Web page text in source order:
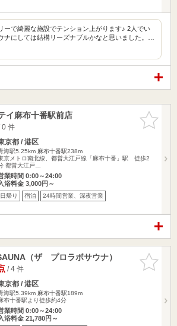
ーで綺麗な施設でテンション上がります♪ 2人でい
ナにしては結構リーズナブルかなと思いました。…
お気に入
りに追加
イ麻布十番駅前店
件
京都 / 港区
海駅5.25km 麻布十番駅238m
京メトロ南北線、都営大江戸線「麻布十番」駅 徒歩2
都営大江戸…
業時間 0:00～24:00
浴料金 3,000円～
日帰り 宿泊 24時間営業、深夜営業
お気に入
りに追加
（ザ プロラボサウナ）
/ 4 件
京都 / 港区
海駅5.39km 麻布十番駅189m
布十番駅より徒歩約4分
業時間 0:00～24:00
浴料金 21,780円～